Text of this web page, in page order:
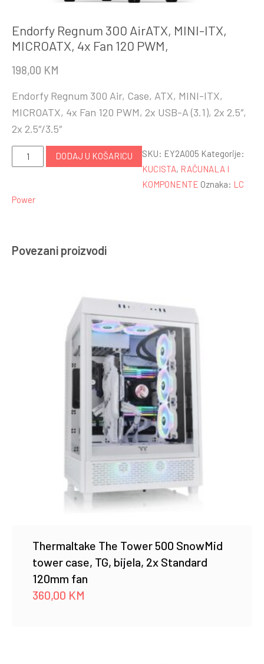
Endorfy Regnum 300 AirATX, MINI-ITX,
MICROATX, 4x Fan 120 PWM,
198,00 KM
Endorfy Regnum 300 Air, Case, ATX, MINI-ITX,
MICROATX, 4x Fan 120 PWM, 2x USB-A (3.1), 2x 2.5″,
2x 2.5″/3.5″
Endorfy
Regnum
AirATX,
MICROATX,
DODAJ U KOŠARICU SKU: EY2A005 Kategorije:
KUCISTA, RAČUNALA I
KOMPONENTE Oznaka: LC
Power
Povezani proizvodi
Thermaltake The Tower 500 SnowMid
tower case, TG, bijela, 2x Standard
120mm fan
360,00 KM